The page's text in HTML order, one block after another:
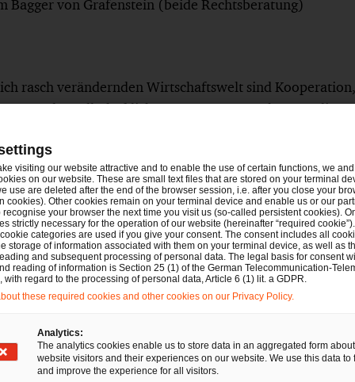
Bagger von Grafenstein (beide Rechtsberatung)
rasch verändernden Wirtschaftswelt sind
und gesellschaftliche Verantwortung Themen, die
Für verschiedenste komplexe Aufgabenbereiche
beraten wir sie ganzheitlich und in enger
und Finanzexpert:innen von PwC und unserem
Ob weltweit agierendes Unternehmen,
jedem Mandanten steht bei uns ein persönlicher
Belangen verantwortungsvoll
wirtschaftlichen Erfolg langfristig zu sichern.
Rechtsanwält:innen an 18 Standorten. Integrierte
visiting our website attractive and to enable the use of certain functions, we
on our website. These are small text files that are stored on your terminal
use are deleted after the end of the browser session, i.e. after you close your
cookies). Other cookies remain on your terminal device and enable us or our
recognise your browser the next time you visit us (so-called persistent cookies).
strictly necessary for the operation of our website (hereinafter “required
categories are used if you give your consent. The consent includes all
storage of information associated with them on your terminal device, as well as
and subsequent processing of personal data. The legal basis for consent
reading of information is Section 25 (1) of the German Telecommunication-
with regard to the processing of personal data, Article 6 (1) lit. a GDPR.
these required cookies and other cookies on our Privacy Policy.
Analytics:
The analytics cookies enable us to store data in an aggregated form
website visitors and their experiences on our website. We use this data to
and improve the experience for all visitors.